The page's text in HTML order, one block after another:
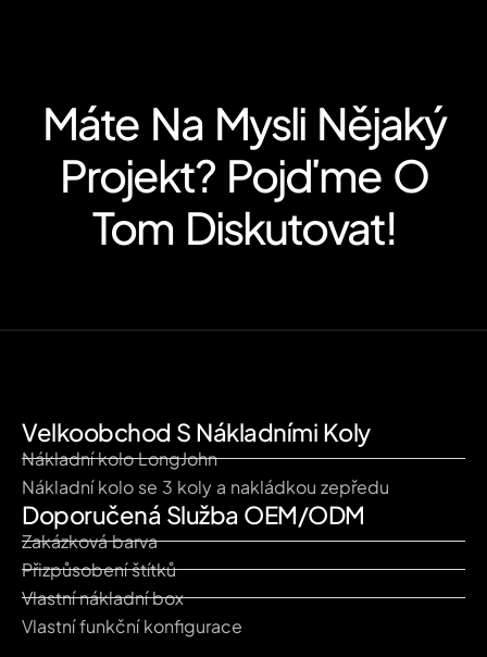
Máte Na Mysli Nějaký
Projekt? Pojďme O
Tom Diskutovat!
Velkoobchod S Nákladními Koly
Nákladní kolo LongJohn
Nákladní kolo se 3 koly a nakládkou zepředu
Doporučená Služba OEM/ODM
Zakázková barva
Přizpůsobení štítků
Vlastní nákladní box
Vlastní funkční konfigurace